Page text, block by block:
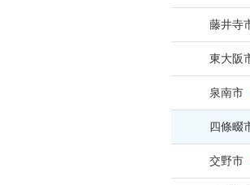
藤井寺
東大阪
泉南市
四條畷
交野市